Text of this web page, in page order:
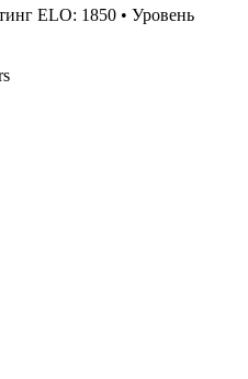
ELO: 1850 • Уровень